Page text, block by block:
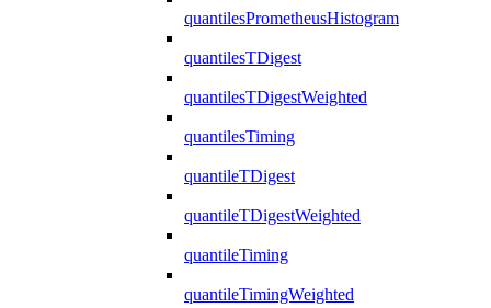
quantilesPrometheusHistogram
quantilesTDigest
quantilesTDigestWeighted
quantilesTiming
quantileTDigest
quantileTDigestWeighted
quantileTiming
quantileTimingWeighted